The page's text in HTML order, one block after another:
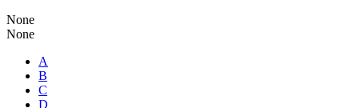
None
None
A
B
C
D